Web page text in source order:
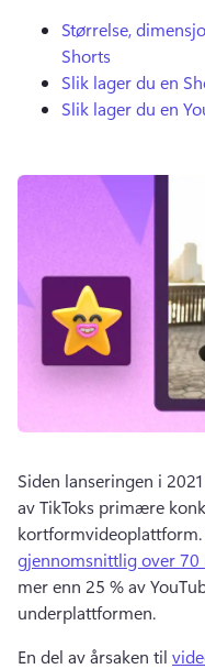
Størrelse,
Shorts
Slik lager du en
Slik lager du en
Siden lanseringen i
av TikToks primære
kortformvideoplattform.
gjennomsnittlig over
mer enn 25 % av
underplattformen.
En del av årsaken til